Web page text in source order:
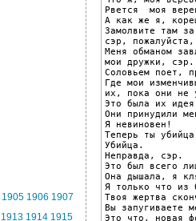
1905 1906 1907
1913 1914 1915
Рвется  моя
А как же я,
Замолвите там
сэр,
Меня обманом
мои дружки, сэр.
Соловьем поет,
Где мои
их, пока они не
Это была их
Они принудили
Я невиновен!
Теперь ты
Убийца.
Неправда, сэр.
Это был всего
Она дышала, я
Я только что из
Твоя жертва
Вы запугиваете
Это что, новая